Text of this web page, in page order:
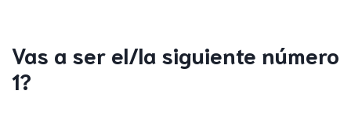
Vas a ser el/la siguiente número
1?